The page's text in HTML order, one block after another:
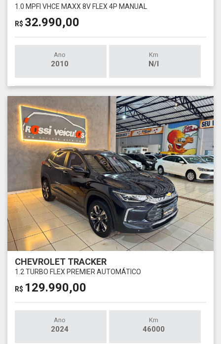
1.0 MPFI VHCE MAXX 8V FLEX 4P MANUAL
R$ 32.990,00
Ano
2010
Km
N/I
CHEVROLET TRACKER
1.2 TURBO FLEX PREMIER AUTOMÁTICO
R$ 129.990,00
Ano
2024
Km
46000